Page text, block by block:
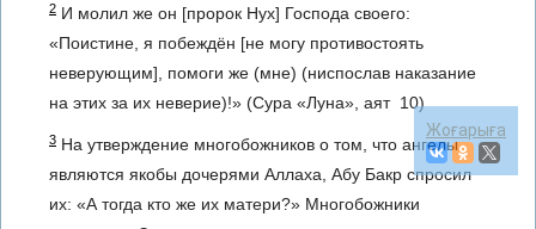
2 И молил же он [пророк Нух] Господа своего:
«Поистине, я побеждён [не могу противостоять
неверующим], помоги же (мне) (ниспослав наказание
на этих за их неверие)!» (Сура «Луна», аят 10)
3 На утверждение многобожников о том, что ангелы
являются якобы дочерями Аллаха, Абу Бакр спросил
их: «А тогда кто же их матери?» Многобожники
Жоғарыға